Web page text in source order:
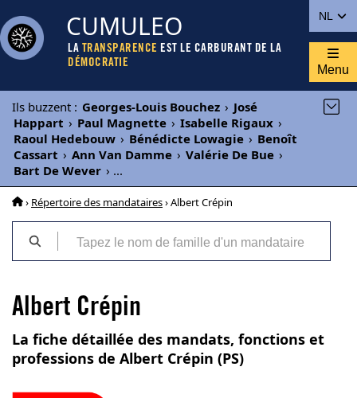
NL
CUMULEO
LA TRANSPARENCE EST LE CARBURANT DE LA
DÉMOCRATIE
Menu
Ils buzzent : Georges-Louis Bouchez › José
Happart › Paul Magnette › Isabelle Rigaux ›
Raoul Hedebouw › Bénédicte Lowagie › Benoît
Cassart › Ann Van Damme › Valérie De Bue ›
Bart De Wever › ...
› Répertoire des mandataires› Albert Crépin
Albert Crépin
La fiche détaillée des mandats, fonctions et
professions de Albert Crépin (PS)